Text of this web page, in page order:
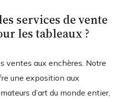
services de vente
les tableaux ?
ventes aux enchères. Notre
une exposition aux
d’art du monde entier,